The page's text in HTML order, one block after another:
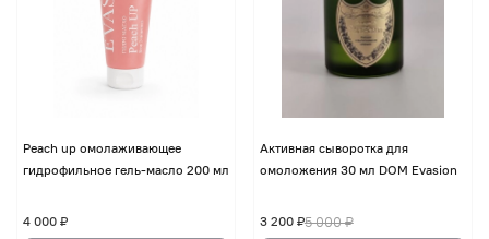
Peach up омолаживающее
гидрофильное гель-масло 200 мл
4 000 ₽
Активная сыворотка для
омоложения 30 мл DOM Evasion
5 000 ₽
3 200 ₽